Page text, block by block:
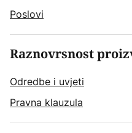
Poslovi
Raznovrsnost
Odredbe i uvjeti
Pravna klauzula